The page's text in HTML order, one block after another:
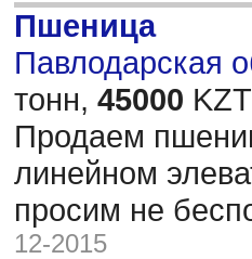
Пшеница
Павлодарская
тонн, 45000
Продаем
линейном
просим не
12-2015